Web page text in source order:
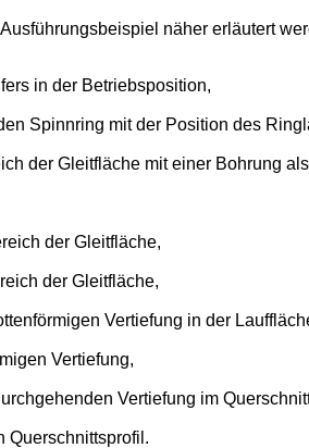
näher erläutert
in der Betriebsposition,
Spinnring mit der Position des
der Gleitfläche mit einer Bohrung
der Gleitfläche,
der Gleitfläche,
Vertiefung in der
Vertiefung,
Vertiefung im
Querschnittsprofil.